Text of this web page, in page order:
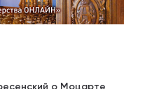
о Моцарте